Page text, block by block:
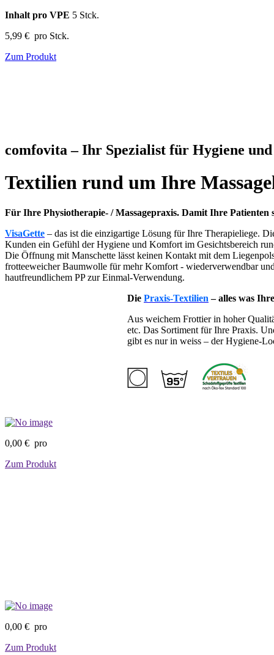
Inhalt pro VPE 5 Stck.
5,99 € pro Stck.
Zum Produkt
comfovita – Ihr Spezialist für Hygiene
Textilien rund um Ihre
Für Ihre Physiotherapie- / Massagepraxis. Damit Ihre
VisaGette – das ist die einzigartige Lösung für Ihre Therapieliege.
Kunden ein Gefühl der Hygiene und Komfort im Gesichtsbereich
Die Öffnung mit Manschette lässt keinen Kontakt mit dem
frotteeweicher Baumwolle für mehr Komfort - wiederverwendbar
hautfreundlichem PP zur Einmal-Verwendung.
Die Praxis-Textilien – alles was
Aus weichem Frottier in hoher
etc. Das Sortiment für Ihre Praxis.
gibt es nur in weiss – der Hygiene-
0,00 € pro
Zum Produkt
0,00 € pro
Zum Produkt